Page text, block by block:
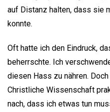
auf Distanz halten, dass sie
konnte.
Oft hatte ich den Eindruck,
beherrschte. Ich
diesen Hass zu nähren.
Christliche Wissenschaft
nach, dass ich etwas tun